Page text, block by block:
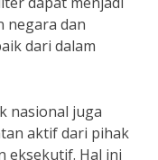
negara dan
dari dalam
nasional juga
aktif dari pihak
eksekutif. Hal ini